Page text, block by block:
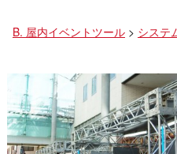
B. 屋内イベントツール> システ